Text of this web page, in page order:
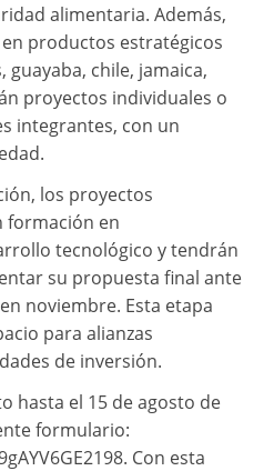
alimentaria. Además,
productos estratégicos
chile, jamaica,
proyectos individuales o
integrantes, con un
los proyectos
formación en
tecnológico y tendrán
su propuesta final ante
noviembre. Esta etapa
para alianzas
de inversión.
hasta el 15 de agosto de
formulario:
Con esta